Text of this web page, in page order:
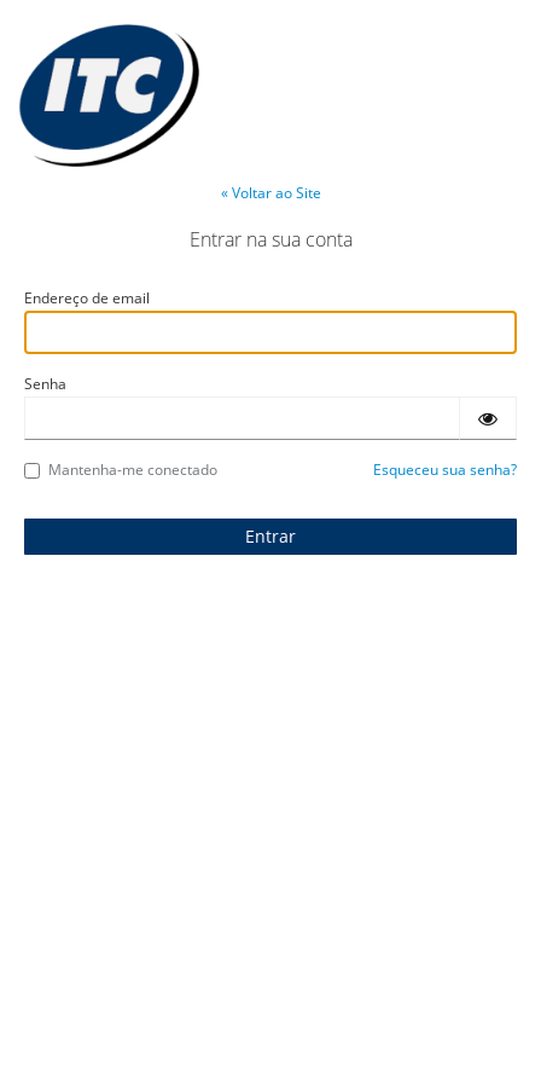
« Voltar ao Site
Entrar na sua conta
Endereço de email
Senha
Mantenha-me conectado Esqueceu sua senha?